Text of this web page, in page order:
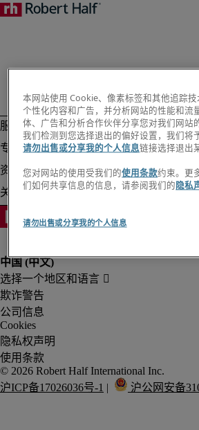
欺诈警告
公司信息
Cookies
隐私权声明
使用条款
沪ICP备17026036号-1 | 沪公网安备
本网站使用 Cookie、像素标签和其他追踪技
个性化内容和广告，并分析网站的性能和流
体、广告和分析合作伙伴分享您对我们网站
我们检测到您选择退出的偏好设置，我们将
请勿出售或分享我的个人信息链接选择退出
您对网站的使用受我们的使用条款约束。更
们如何共享信息的信息，请参阅我们的隐私
请勿出售或分享我的个人信息